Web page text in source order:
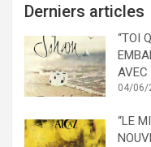
Derniers articles
“TOI
AVEC
04/06/
“LE